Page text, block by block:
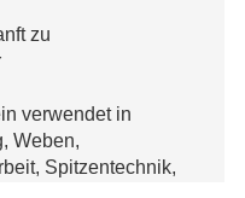
zu
verwendet in
Weben,
Spitzentechnik,